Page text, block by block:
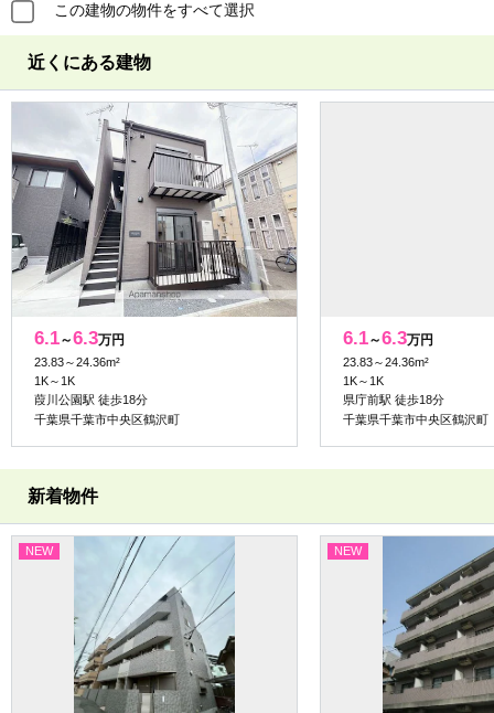
この建物の物件をすべて選択
近くにある建物
6.1～6.3万円
23.83～24.36m²
1K～1K
葭川公園駅 徒歩18分
千葉県千葉市中央区鶴沢町
6.1～6.3万円
23.83～24.36m²
1K～1K
県庁前駅 徒歩18分
千葉県千葉市中央区鶴沢町
新着物件
NEW NEW